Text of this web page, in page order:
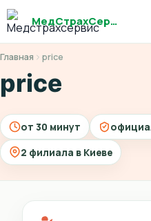
МедСтрахСервис
Главная price
price
от 30 минут
2 филиала в Киеве